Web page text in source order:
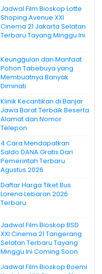
Jadwal Film Bioskop Lotte
Shoping Avenue XXI
Cinema 21 Jakarta Selatan
Terbaru Tayang Minggu Ini
Keunggulan dan Manfaat
Pohon Tabebuya yang
Membuatnya Banyak
Diminati
Klinik Kecantikan di Banjar
Jawa Barat Terbaik Beserta
Alamat dan Nomor
Telepon
4 Cara Mendapatkan
Saldo DANA Gratis Dari
Pemerintah Terbaru
Agustus 2026
Daftar Harga Tiket Bus
Lorena Lebaran 2026
Terbaru
Jadwal Film Bioskop BSD
XXI Cinema 21 Tangerang
Selatan Terbaru Tayang
Minggu Ini Coming Soon
Jadwal Film Bioskop Boemi